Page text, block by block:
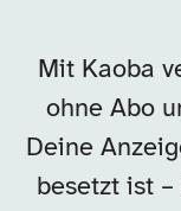
Mit Kaoba
ohne Abo
Deine
besetzt ist